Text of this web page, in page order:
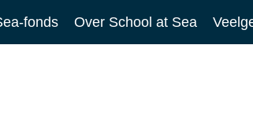
fonds Over School at Sea